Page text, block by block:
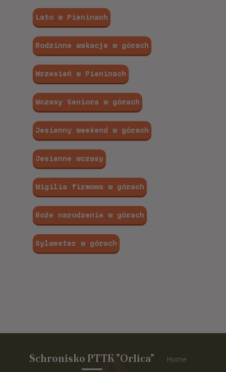
Lato w Pieninach
Rodzinne wakacje w górach
Wrzesień w Pieninach
Wczasy Seniora w górach
Jesienny weekend w górach
Jesienne wczasy
Wigilia firmowa w górach
Boże narodzenie w górach
Sylwester w górach
Schronisko PTTK "Orlica" Home